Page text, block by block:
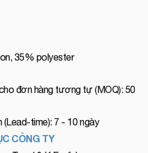
35% polyester
đơn hàng tương tự (MOQ): 50
(Lead-time): 7 - 10 ngày
CÔNG TY